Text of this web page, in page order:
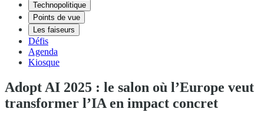
Technopolitique
Points de vue
Les faiseurs
Défis
Agenda
Kiosque
Adopt AI 2025 : le salon où l’Europe veut
transformer l’IA en impact concret